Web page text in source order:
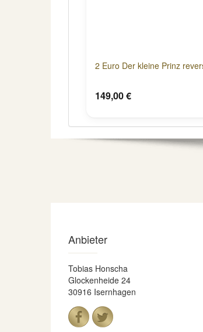
2 Euro Der kleine Prinz
149,00 €
Anbieter
Tobias Honscha
Glockenheide 24
30916 Isernhagen